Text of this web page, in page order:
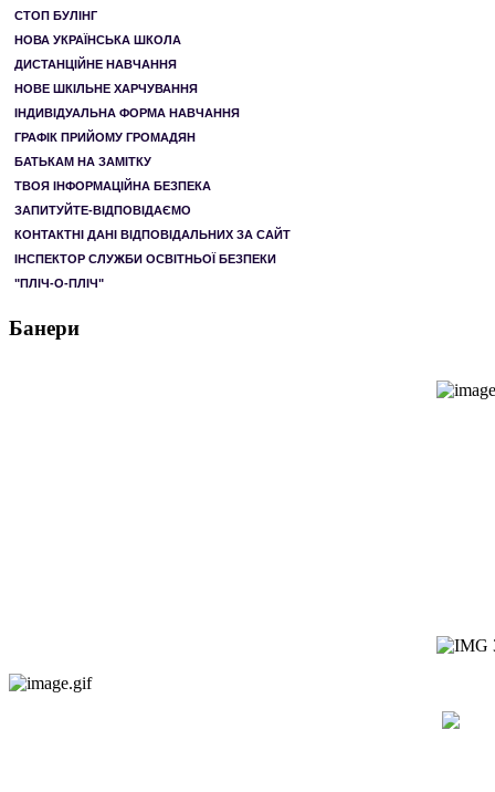
СТОП БУЛІНГ
НОВА УКРАЇНСЬКА ШКОЛА
ДИСТАНЦІЙНЕ НАВЧАННЯ
НОВЕ ШКІЛЬНЕ ХАРЧУВАННЯ
ІНДИВІДУАЛЬНА ФОРМА НАВЧАННЯ
ГРАФІК ПРИЙОМУ ГРОМАДЯН
БАТЬКАМ НА ЗАМІТКУ
ТВОЯ ІНФОРМАЦІЙНА БЕЗПЕКА
ЗАПИТУЙТЕ-ВІДПОВІДАЄМО
КОНТАКТНІ ДАНІ ВІДПОВІДАЛЬНИХ ЗА САЙТ
ІНСПЕКТОР СЛУЖБИ ОСВІТНЬОЇ БЕЗПЕКИ
"ПЛІЧ-О-ПЛІЧ"
Банери